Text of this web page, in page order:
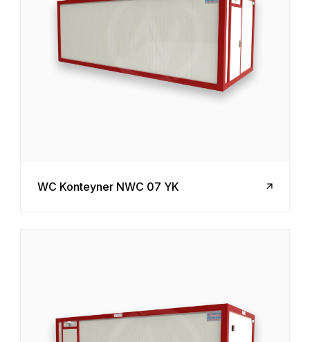
WC Konteyner NWC 07 YK